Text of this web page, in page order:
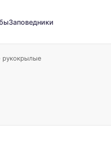
Заповедники
рукокрылые